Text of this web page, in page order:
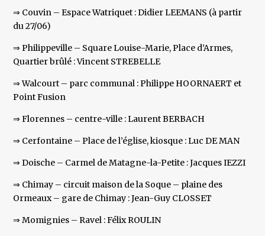
⇒ Couvin – Espace Watriquet : Didier LEEMANS (à partir
du 27/06)
⇒ Philippeville – Square Louise-Marie, Place d’Armes,
Quartier brûlé : Vincent STREBELLE
⇒ Walcourt – parc communal : Philippe HOORNAERT et
Point Fusion
⇒ Florennes – centre-ville : Laurent BERBACH
⇒ Cerfontaine – Place de l’église, kiosque : Luc DE MAN
⇒ Doische – Carmel de Matagne-la-Petite : Jacques IEZZI
⇒ Chimay – circuit maison de la Soque – plaine des
Ormeaux – gare de Chimay : Jean-Guy CLOSSET
⇒ Momignies – Ravel : Félix ROULIN